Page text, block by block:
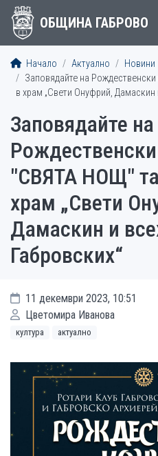
ОБЩИНА ГАБРОВО
Начало Актуално
Новини
Заповядайте на
в храм „Свети Онуфрий, Дамаскин
Заповядайте на
"СВЯТА НОЩ"
храм „Свети
Дамаскин и
Габровских“
11 декември 2023, 10:51
Цветомира Иванова
култура актуално